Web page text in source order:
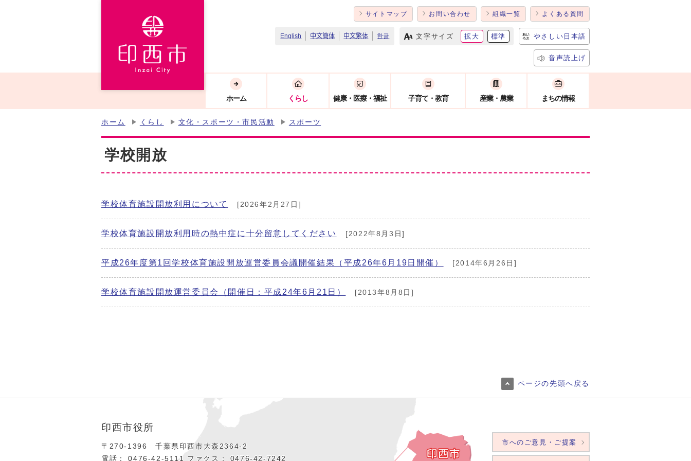
サイトマップ お問い合わせ 組織一覧 よくある質問
English 中文簡体 中文繁体 한글 文字サイズ 拡大 標準 やさしい日本語
音声読上げ
ホーム くらし 健康・医療・福祉 子育て・教育 産業・農業 まちの情報
ホーム くらし 文化・スポーツ・市民活動 スポーツ
学校開放
学校体育施設開放利用について [2026年2月27日]
学校体育施設開放利用時の熱中症に十分留意してください [2022年8月3日]
平成26年度第1回学校体育施設開放運営委員会議開催結果（平成26年6月19日開催） [2014年6月26日]
学校体育施設開放運営委員会（開催日：平成24年6月21日） [2013年8月8日]
ページの先頭へ戻る
印西市役所
〒270-1396 千葉県印西市大森2364‐2
電話： 0476‐42‐5111 ファクス： 0476‐42‐7242
市へのご意見・ご提案